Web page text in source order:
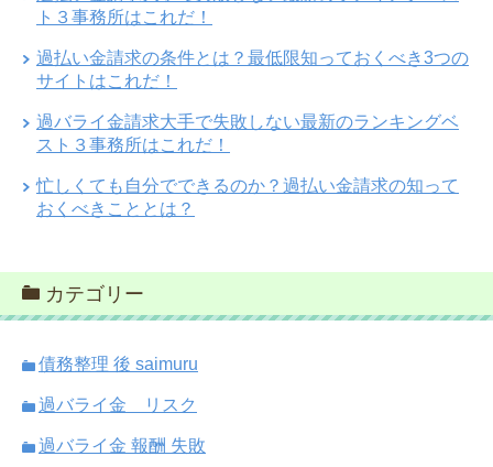
ト３事務所はこれだ！
過払い金請求の条件とは？最低限知っておくべき3つの
サイトはこれだ！
過バライ金請求大手で失敗しない最新のランキングベ
スト３事務所はこれだ！
忙しくても自分でできるのか？過払い金請求の知って
おくべきこととは？
カテゴリー
債務整理 後 saimuru
過バライ金 リスク
過バライ金 報酬 失敗